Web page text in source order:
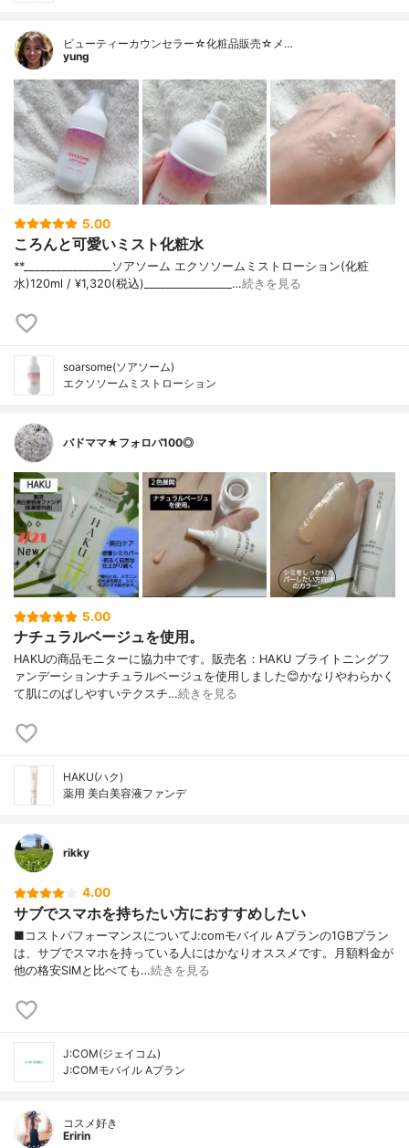
ビューティーカウンセラー☆化粧品販売☆メ…
yung
5.00
ころんと可愛いミスト化粧水
**⁡________________⁡ソアソーム ⁡エクソソームミストローション(化粧
水)120ml / ¥1,320(税込)________________…続きを見る
soarsome(ソアソーム)
エクソソームミストローション
バドママ★フォロバ100◎
5.00
ナチュラルベージュを使用。
HAKUの商品モニターに協力中です。販売名：HAKU ブライトニングフ
ァンデーションナチュラルベージュを使用しました😊かなりやわらかく
て肌にのばしやすいテクスチ…続きを見る
HAKU(ハク)
薬用 美白美容液ファンデ
rikky
4.00
サブでスマホを持ちたい方におすすめしたい
■コストパフォーマンスについてJ:comモバイル Aプランの1GBプラン
は、サブでスマホを持っている人にはかなりオススメです。月額料金が
他の格安SIMと比べても…続きを見る
J:COM(ジェイコム)
J:COMモバイル Aプラン
コスメ好き
Eririn